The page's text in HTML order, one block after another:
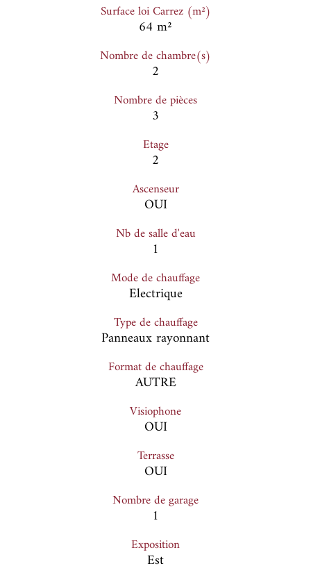
Surface loi Carrez (m²)
64 m²
Nombre de chambre(s)
2
Nombre de pièces
3
Etage
2
Ascenseur
OUI
Nb de salle d'eau
1
Mode de chauffage
Electrique
Type de chauffage
Panneaux rayonnant
Format de chauffage
AUTRE
Visiophone
OUI
Terrasse
OUI
Nombre de garage
1
Exposition
Est